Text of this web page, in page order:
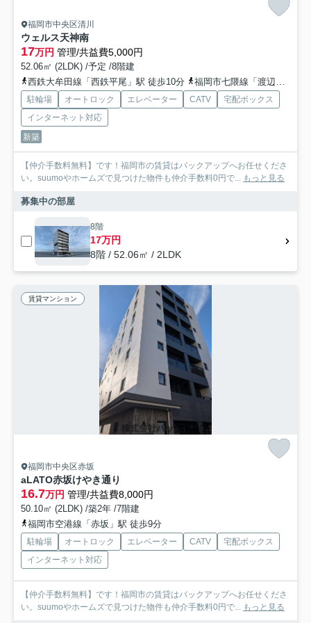
福岡市中央区清川
ウェルス天神南
17万円 管理/共益費5,000円
52.06㎡ (2LDK) /予定 /8階建
西鉄大牟田線「西鉄平尾」駅 徒歩10分
福岡市七隈線「渡辺通」駅 徒歩12分
駐輪場 オートロック エレベーター CATV
宅配ボックス
インターネット対応
新築
【仲介手数料無料】です！福岡市の賃貸はバックアップへお任せくださ
い。suumoやホームズで見つけた物件も仲介手数料0円で... もっと見る
募集中の部屋
8階
17万円
8階 / 52.06㎡ / 2LDK
賃貸マンション
福岡市中央区赤坂
aLATO赤坂けやき通り
16.7万円 管理/共益費8,000円
50.10㎡ (2LDK) /築2年 /7階建
福岡市空港線「赤坂」駅 徒歩9分
駐輪場 オートロック エレベーター CATV
宅配ボックス
インターネット対応
【仲介手数料無料】です！福岡市の賃貸はバックアップへお任せくださ
い。suumoやホームズで見つけた物件も仲介手数料0円で... もっと見る